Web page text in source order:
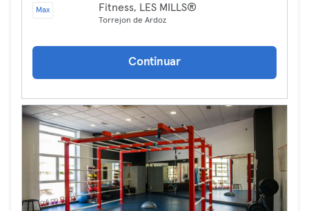
Max Fitness, LES MILLS®
Torrejon de Ardoz
Continuar